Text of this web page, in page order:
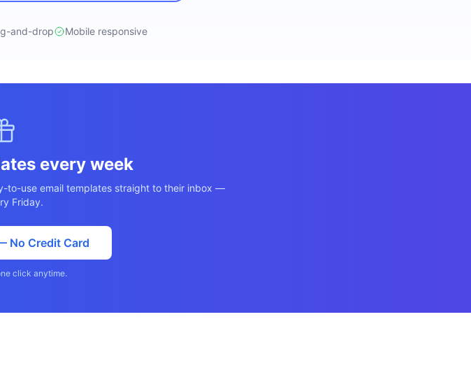
and-drop Mobile responsive
every week
to-use email templates straight to their inbox —
Friday.
No Credit Card
click anytime.